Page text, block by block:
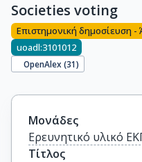
Societies voting
Επιστημονική δημοσίευση -
uoadl:3101012
OpenAlex (31)
Μονάδες
Ερευνητικό υλικό
Τίτλος